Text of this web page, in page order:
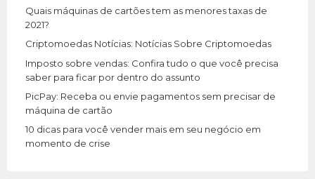
r
:
Quais máquinas de cartões tem as menores taxas de
2021?
Criptomoedas Notícias: Notícias Sobre Criptomoedas
Imposto sobre vendas: Confira tudo o que você precisa
saber para ficar por dentro do assunto
PicPay: Receba ou envie pagamentos sem precisar de
máquina de cartão
10 dicas para você vender mais em seu negócio em
momento de crise